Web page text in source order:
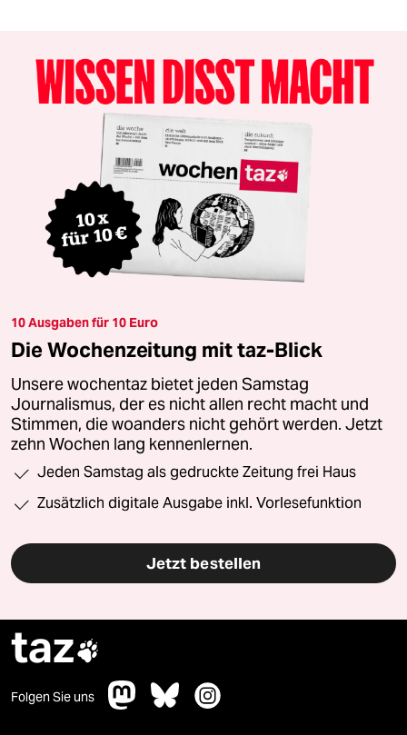
10 Ausgaben für 10 Euro
Die Wochenzeitung mit taz-Blick
Unsere wochentaz bietet jeden Samstag
Journalismus, der es nicht allen recht macht und
Stimmen, die woanders nicht gehört werden. Jetzt
zehn Wochen lang kennenlernen.
Jeden Samstag als gedruckte Zeitung frei Haus
Zusätzlich digitale Ausgabe inkl. Vorlesefunktion
Jetzt bestellen
taz
Folgen Sie uns